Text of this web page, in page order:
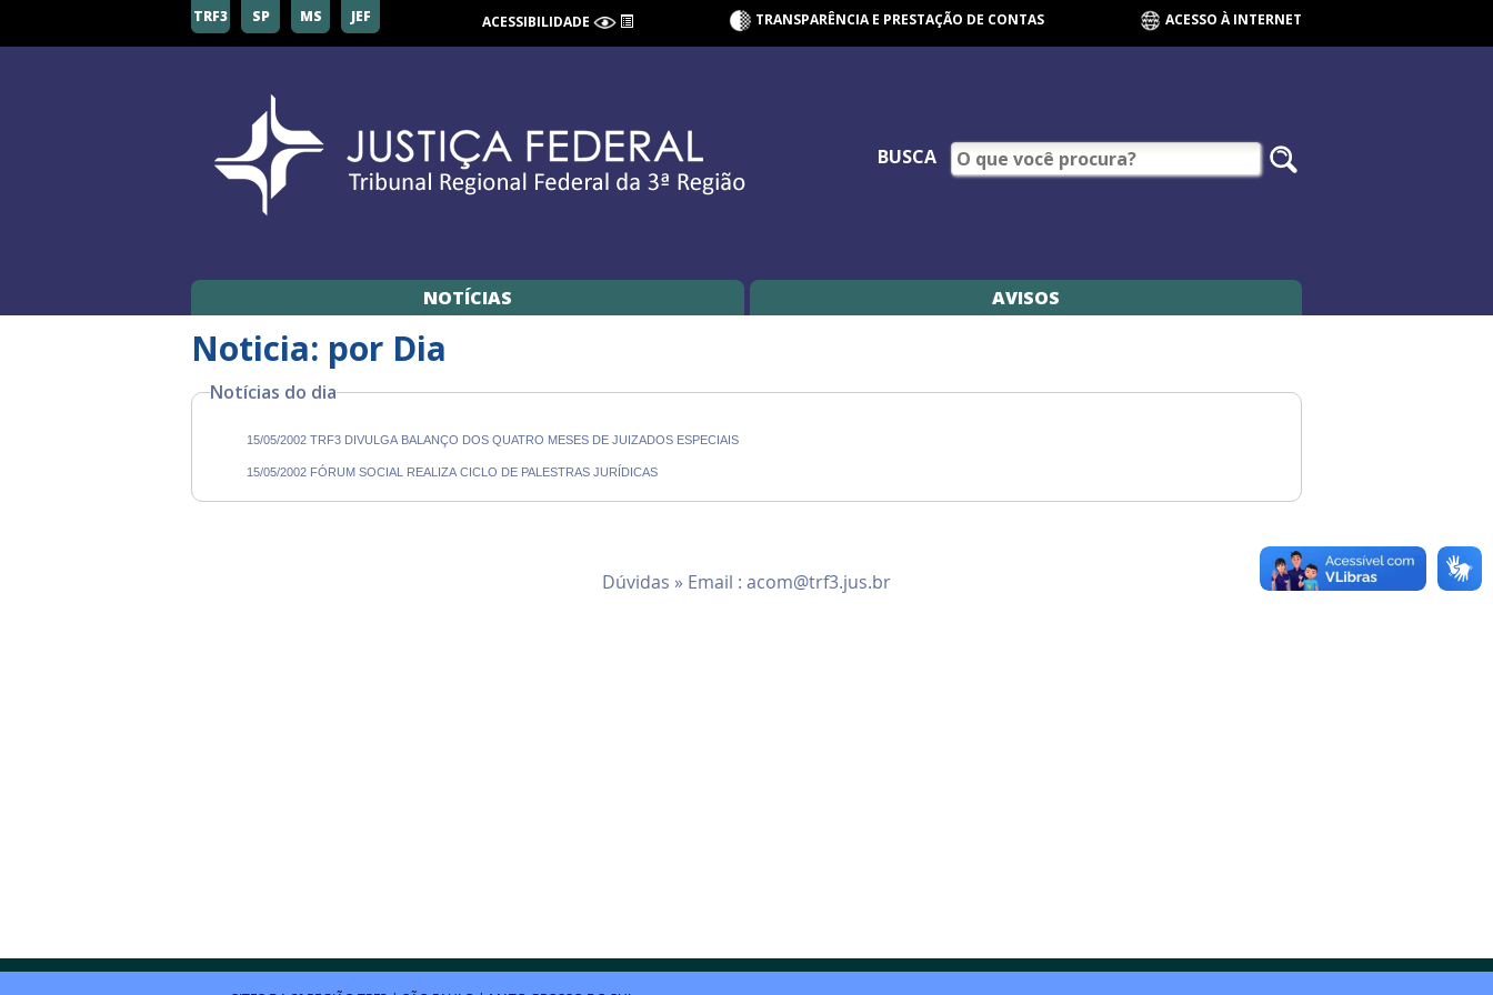
TRF3 SP MS JEF ACESSIBILIDADE TRANSPARÊNCIA E PRESTAÇÃO DE CONTAS ACESSO À INTERNET
BUSCA
NOTÍCIAS AVISOS
Noticia: por Dia
Notícias do dia
15/05/2002 TRF3 DIVULGA BALANÇO DOS QUATRO MESES DE JUIZADOS ESPECIAIS
15/05/2002 FÓRUM SOCIAL REALIZA CICLO DE PALESTRAS JURÍDICAS
Dúvidas » Email : acom@trf3.jus.br